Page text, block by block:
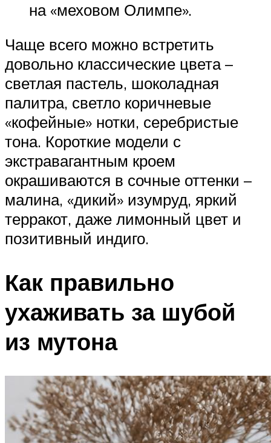
на «меховом Олимпе».
Чаще всего можно встретить
довольно классические цвета –
светлая пастель, шоколадная
палитра, светло коричневые
«кофейные» нотки, серебристые
тона. Короткие модели с
экстравагантным кроем
окрашиваются в сочные оттенки –
малина, «дикий» изумруд, яркий
терракот, даже лимонный цвет и
позитивный индиго.
Как правильно
ухаживать за шубой
из мутона